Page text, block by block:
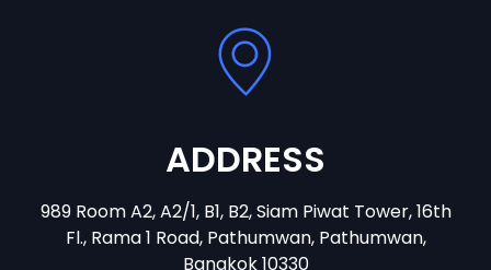
ADDRESS
989 Room A2, A2/1, B1, B2, Siam Piwat Tower, 16th
Fl., Rama 1 Road, Pathumwan, Pathumwan,
Bangkok 10330